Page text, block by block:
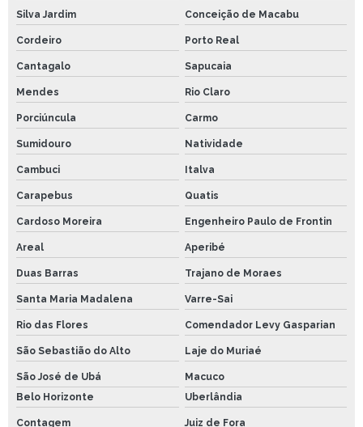
Silva Jardim Conceição de Macabu
Cordeiro Porto Real
Cantagalo Sapucaia
Mendes Rio Claro
Porciúncula Carmo
Sumidouro Natividade
Cambuci Italva
Carapebus Quatis
Cardoso Moreira Engenheiro Paulo de Frontin
Areal Aperibé
Duas Barras Trajano de Moraes
Santa Maria Madalena Varre-Sai
Rio das Flores Comendador Levy Gasparian
São Sebastião do Alto Laje do Muriaé
São José de Ubá
Macuco
Belo Horizonte
Uberlândia
Contagem Juiz de Fora